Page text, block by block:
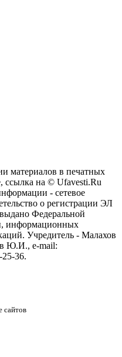
материалов в печатных
на © Ufavesti.Ru
- сетевое
о регистрации ЭЛ
Федеральной
информационных
Учредитель - Малахов
Ю.И., e-mail:
36.
сайтов